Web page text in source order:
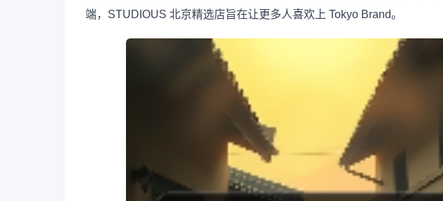
端，STUDIOUS 北京精选店旨在让更多人喜欢上 Tokyo Brand。